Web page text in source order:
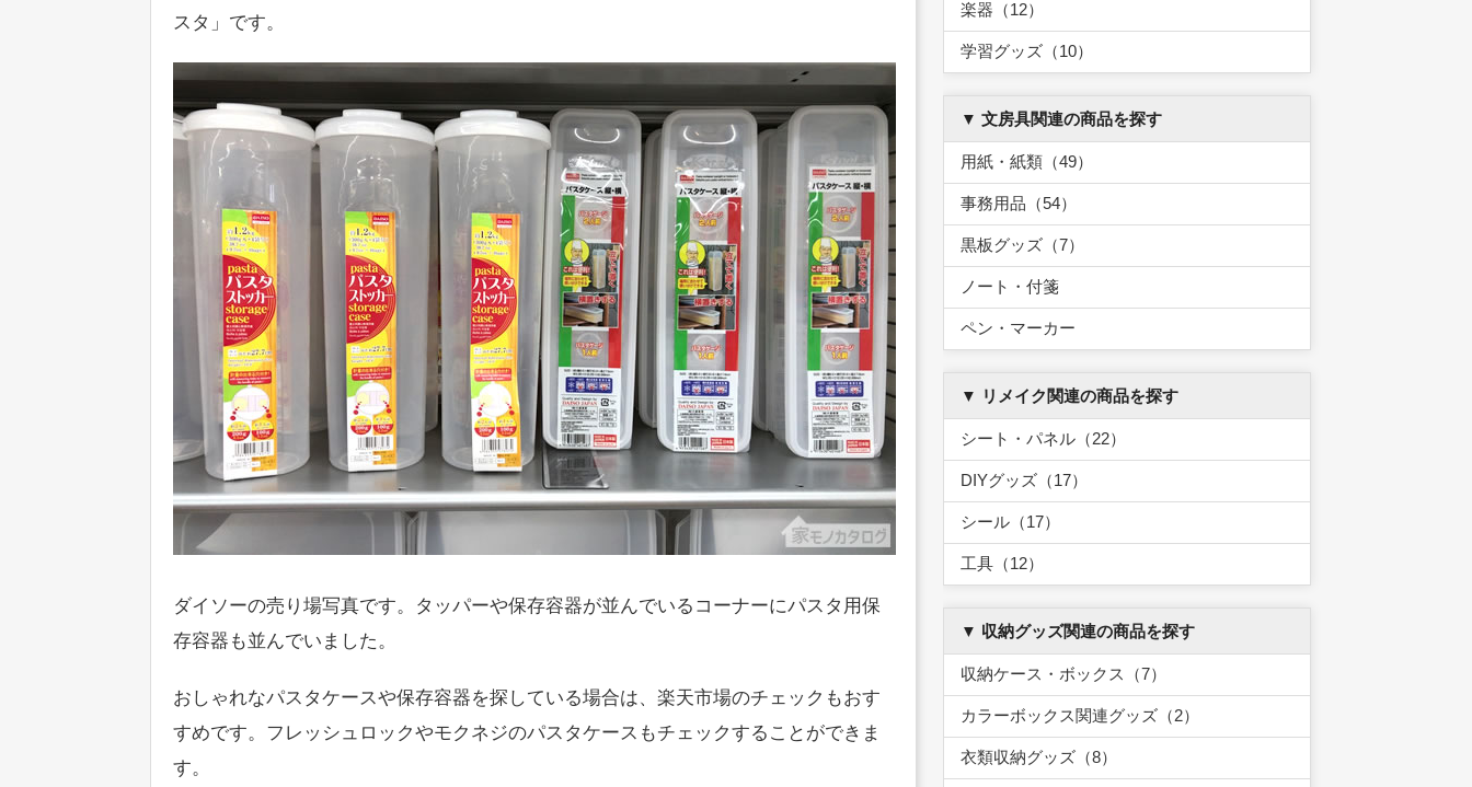
スタ」です。
ダイソーの売り場写真です。タッパーや保存容器が並んでいるコーナーにパスタ用保
存容器も並んでいました。
おしゃれなパスタケースや保存容器を探している場合は、楽天市場のチェックもおす
すめです。フレッシュロックやモクネジのパスタケースもチェックすることができま
す。
楽器（12）
学習グッズ（10）
▼ 文房具関連の商品を探す
用紙・紙類（49）
事務用品（54）
黒板グッズ（7）
ノート・付箋
ペン・マーカー
▼ リメイク関連の商品を探す
シート・パネル（22）
DIYグッズ（17）
シール（17）
工具（12）
▼ 収納グッズ関連の商品を探す
収納ケース・ボックス（7）
カラーボックス関連グッズ（2）
衣類収納グッズ（8）